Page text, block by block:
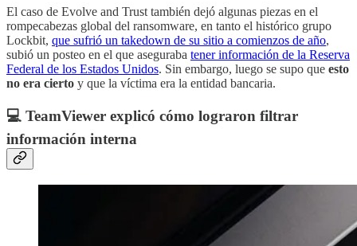
El caso de Evolve and Trust también dejó algunas piezas en el
rompecabezas global del ransomware, en tanto el histórico grupo
Lockbit, que sufrió un takedown de su sitio a comienzos de año,
subió un posteo en el que aseguraba tener información de la Reserva
Federal de los Estados Unidos. Sin embargo, luego se supo que esto
no era cierto y que la víctima era la entidad bancaria.
💻 TeamViewer explicó cómo lograron filtrar
información interna